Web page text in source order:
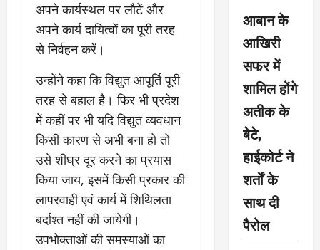
अपने कार्यस्थल पर लौटें और
अपने कार्य दायित्वों का पूरी तरह
से निर्वहन करें।
उन्होंने कहा कि विद्युत आपूर्ति पूरी
तरह से बहाल है। फिर भी प्रदेश
में कहीं पर भी यदि विद्युत व्यवधान
किसी कारण से अभी बना हो तो
उसे शीघ्र दूर करने का प्रयास
किया जाय, इसमें किसी प्रकार की
लापरवाही एवं कार्य में शिथिलता
बर्दाश्त नहीं की जायेगी।
उपभोक्ताओं की समस्याओं का
आबान के
आखिरी
सफर में
शामिल होंगे
अतीक के
बेटे,
हाईकोर्ट ने
शर्तों के
साथ दी
पैरोल